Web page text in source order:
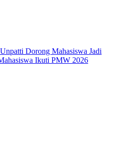
Dorong Mahasiswa Jadi
Ikuti PMW 2026